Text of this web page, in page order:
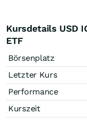
Kursdetails USD
ETF
Börsenplatz
Letzter Kurs
Performance
Kurszeit